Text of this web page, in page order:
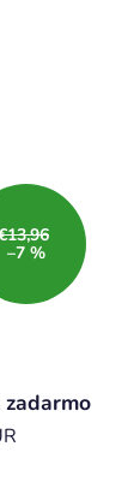
–7 %
zadarmo